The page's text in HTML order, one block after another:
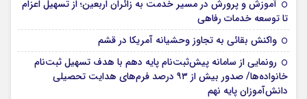
آموزش و پرورش در مسیر خدمت به زائران اربعین؛ از تسهیل اعزام
تا توسعه خدمات رفاهی
واکنش بقائی به تجاوز وحشیانه آمریکا در قشم
رونمایی از سامانه پیش‌ثبت‌نام پایه دهم با هدف تسهیل ثبت‌نام
خانواده‌ها/ صدور بیش از ۹۳ درصد فرم‌های هدایت تحصیلی
دانش‌آموزان پایه نهم